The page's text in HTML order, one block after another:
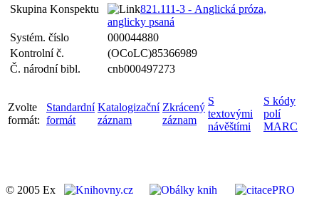
Skupina Konspektu
821.111-3 - Anglická próza,
anglicky psaná
Systém. číslo
000044880
Kontrolní č.
(OCoLC)85366989
Č. národní bibl.
cnb000497273
Zvolte
formát:
Standardní
formát
Katalogizační
záznam
Zkrácený
záznam
S
textovými
návěštími
S kódy
polí
MARC
© 2005 Ex